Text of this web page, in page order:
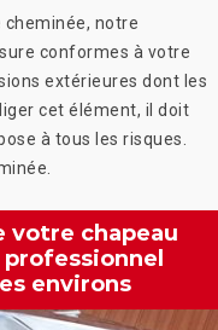
cheminée, notre
conformes à votre
extérieures dont les
cet élément, il doit
à tous les risques.
votre chapeau
environs